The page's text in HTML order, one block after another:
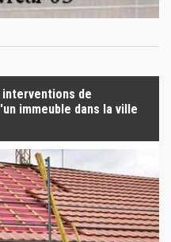
interventions de
immeuble dans la ville